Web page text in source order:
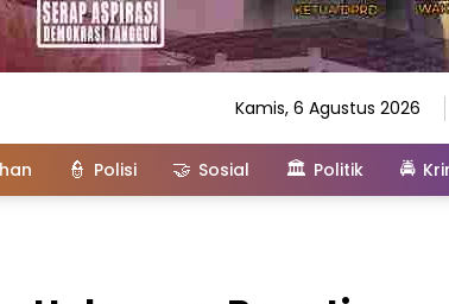
Kamis, 6 Agustus 2026
👮 Polisi 🤝 Sosial 🏛️ Politik 🚔